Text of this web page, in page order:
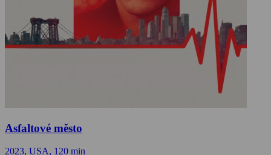
Asfaltové město
2023, USA, 120 min